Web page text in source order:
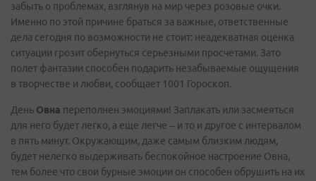
забыть о проблемах, взглянув на мир через розовые очки.
Именно по этой причине браться за важные, ответственные
дела сегодня по возможности не стоит: неадекватная оценка
ситуации грозит обернуться серьезными просчетами. Зато
полет фантазии способен подарить незабываемые ощущения
в творчестве и любви, сообщает 1001 Гороскоп.
День Овна переполнен эмоциями! Заплакать или засмеяться
для него будет легко, а еще легче – и то и другое с интервалом
в пять минут. Окружающим, даже самым близким людям,
будет нелегко выдерживать беспокойное настроение Овна,
тем более что свои бурные эмоции он способен обрушить на их